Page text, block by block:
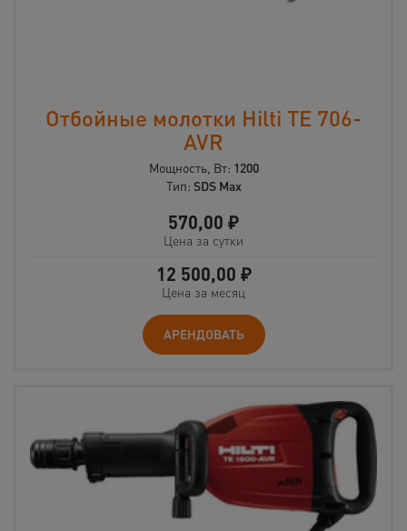
Отбойные молотки Hilti TE 706-
AVR
Мощность, Вт: 1200
Тип: SDS Max
570,00 ₽
Цена за сутки
12 500,00 ₽
Цена за месяц
АРЕНДОВАТЬ